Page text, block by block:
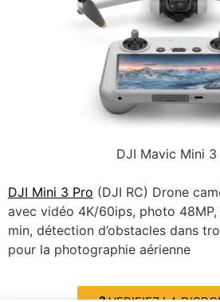
DJI Mavic Mini 3
DJI Mini 3 Pro (DJI RC) Drone
avec vidéo 4K/60ips, photo
min, détection d’obstacles dans
pour la photographie aérienne